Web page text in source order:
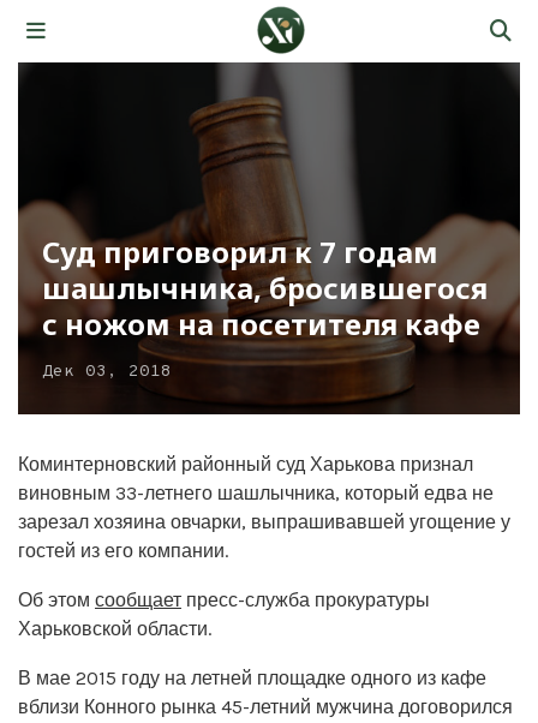
Суд приговорил к 7 годам
шашлычника, бросившегося
с ножом на посетителя кафе
Дек 03, 2018
Коминтерновский районный суд Харькова признал
виновным 33-летнего шашлычника, который едва не
зарезал хозяина овчарки, выпрашивавшей угощение у
гостей из его компании.
Об этом сообщает пресс-служба прокуратуры
Харьковской области.
В мае 2015 году на летней площадке одного из кафе
вблизи Конного рынка 45-летний мужчина договорился